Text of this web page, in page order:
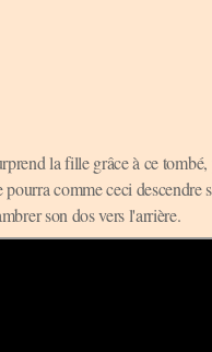
la fille grâce à ce
comme ceci descendre
son dos vers l'arrière.